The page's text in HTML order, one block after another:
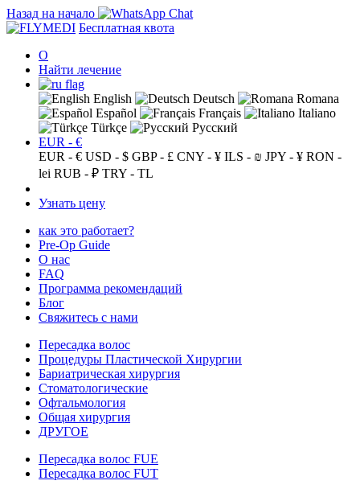
Назад на начало
Бесплатная квота
О
Найти лечение
English Deutsch
Romana
Español
Français
Italiano
Türkçe
Русский
EUR - €
EUR - € USD - $ GBP - £ CNY - ¥ ILS - ₪ JPY - ¥ RON -
lei RUB - ₽ TRY - TL
Узнать цену
как это работает?
Pre-Op Guide
О нас
FAQ
Программа рекомендаций
Блог
Свяжитесь с нами
Пересадка волос
Процедуры Пластической Хирургии
Бариатрическая хирургия
Стоматологические
Офтальмология
Общая хирургия
ДРУГОЕ
Пересадка волос FUE
Пересадка волос FUT